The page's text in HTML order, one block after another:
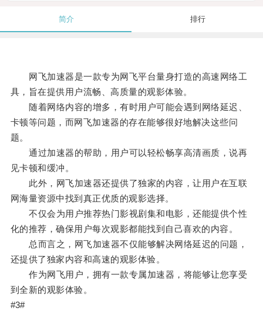
简介 排行
网飞加速器是一款专为网飞平台量身打造的高速网络工
具，旨在提供用户流畅、高质量的观影体验。
随着网络内容的增多，有时用户可能会遇到网络延迟、
卡顿等问题，而网飞加速器的存在能够很好地解决这些问
题。
通过加速器的帮助，用户可以轻松畅享高清画质，说再
见卡顿和缓冲。
此外，网飞加速器还提供了独家的内容，让用户在互联
网海量资源中找到真正优质的观影选择。
不仅会为用户推荐热门影视剧集和电影，还能提供个性
化的推荐，确保用户每次观影都能找到自己喜欢的内容。
总而言之，网飞加速器不仅能够解决网络延迟的问题，
还提供了独家内容和高速的观影体验。
作为网飞用户，拥有一款专属加速器，将能够让您享受
到全新的观影体验。
#3#